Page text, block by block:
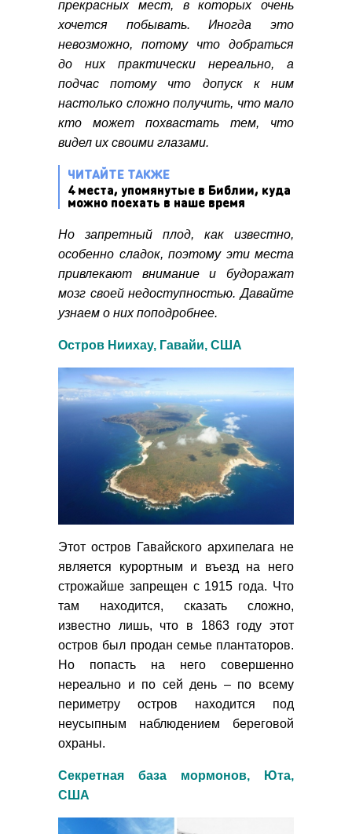
прекрасных мест, в которых очень
хочется побывать. Иногда это
невозможно, потому что добраться
до них практически нереально, а
подчас потому что допуск к ним
настолько сложно получить, что мало
кто может похвастать тем, что
видел их своими глазами.
ЧИТАЙТЕ ТАКЖЕ
4 места, упомянутые в Библии, куда
можно поехать в наше время
Но запретный плод, как известно,
особенно сладок, поэтому эти места
привлекают внимание и будоражат
мозг своей недоступностью. Давайте
узнаем о них поподробнее.
Остров Ниихау, Гавайи, США
Этот остров Гавайского архипелага не
является курортным и въезд на него
строжайше запрещен с 1915 года. Что
там находится, сказать сложно,
известно лишь, что в 1863 году этот
остров был продан семье плантаторов.
Но попасть на него совершенно
нереально и по сей день – по всему
периметру остров находится под
неусыпным наблюдением береговой
охраны.
Секретная база мормонов, Юта,
США